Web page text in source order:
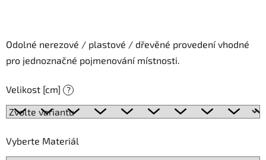
Odolné nerezové / plastové / dřevěné provedení vhodné
pro jednoznačné pojmenování místnosti.
Velikost [cm] ?
Vyberte Materiál